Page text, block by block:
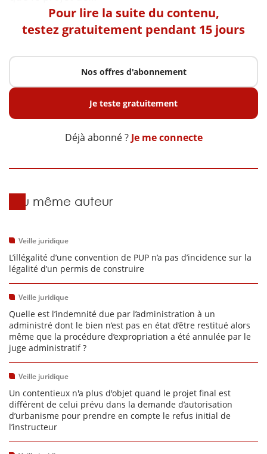
Pour lire la suite du contenu,
testez gratuitement pendant 15 jours
Nos offres d'abonnement
Je teste gratuitement
Déjà abonné ? Je me connecte
Du même auteur
Veille juridique
L’illégalité d’une convention de PUP n’a pas d’incidence sur la
légalité d’un permis de construire
Veille juridique
Quelle est l’indemnité due par l’administration à un
administré dont le bien n’est pas en état d’être restitué alors
même que la procédure d’expropriation a été annulée par le
juge administratif ?
Veille juridique
Un contentieux n'a plus d'objet quand le projet final est
différent de celui prévu dans la demande d’autorisation
d’urbanisme pour prendre en compte le refus initial de
l’instructeur